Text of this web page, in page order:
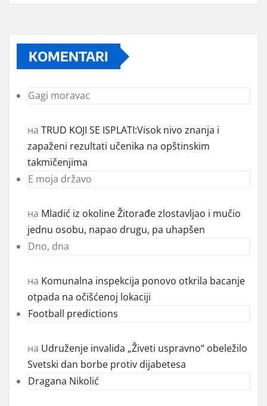
KOMENTARI
Gagi moravac
на TRUD KOJI SE ISPLATI:Visok nivo znanja i
zapaženi rezultati učenika na opštinskim
takmičenjima
E moja državo
на Mladić iz okoline Žitorađe zlostavljao i mučio
jednu osobu, napao drugu, pa uhapšen
Dno, dna
на Komunalna inspekcija ponovo otkrila bacanje
otpada na očišćenoj lokaciji
Football predictions
на Udruženje invalida „Živeti uspravno“ obeležilo
Svetski dan borbe protiv dijabetesa
Dragana Nikolić